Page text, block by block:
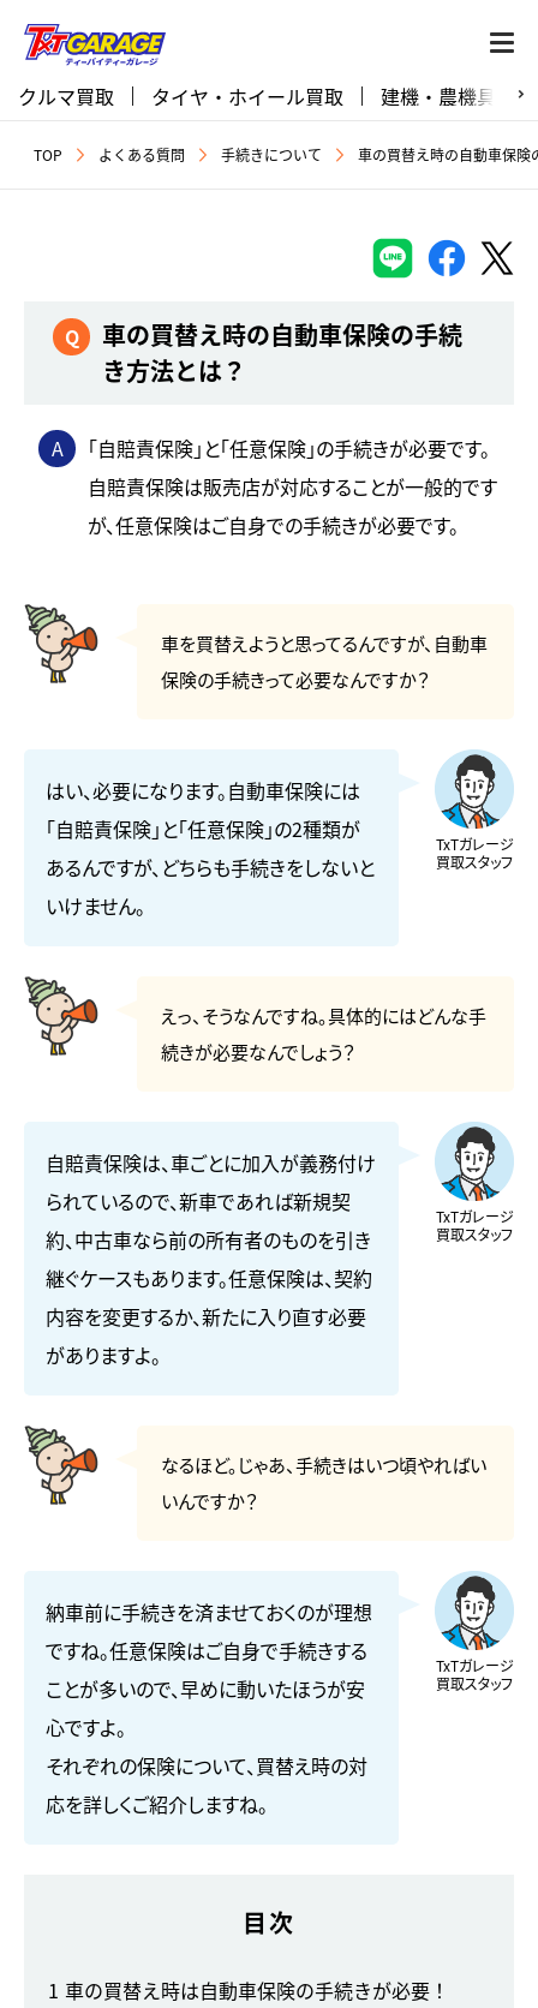
クルマ買取 タイヤ・ホイール買取 建機・農機具買取
TOP よくある質問 手続きについて 車の買替え時の自動車保険
Q
車の買替え時の自動車保険の手続
き方法とは？
A
「自賠責保険」と「任意保険」の手続きが必要です。
自賠責保険は販売店が対応することが一般的です
が、任意保険はご自身での手続きが必要です。
車を買替えようと思ってるんですが、自動車
保険の手続きって必要なんですか？
はい、必要になります。自動車保険には
「自賠責保険」と「任意保険」の2種類が
あるんですが、どちらも手続きをしないと
いけません。
TxTガレージ
買取スタッフ
えっ、そうなんですね。具体的にはどんな手
続きが必要なんでしょう？
自賠責保険は、車ごとに加入が義務付け
られているので、新車であれば新規契
約、中古車なら前の所有者のものを引き
継ぐケースもあります。任意保険は、契約
内容を変更するか、新たに入り直す必要
がありますよ。
TxTガレージ
買取スタッフ
なるほど。じゃあ、手続きはいつ頃やればい
いんですか？
納車前に手続きを済ませておくのが理想
ですね。任意保険はご自身で手続きする
ことが多いので、早めに動いたほうが安
心ですよ。
それぞれの保険について、買替え時の対
応を詳しくご紹介しますね。
TxTガレージ
買取スタッフ
目次
1 車の買替え時は自動車保険の手続きが必要！